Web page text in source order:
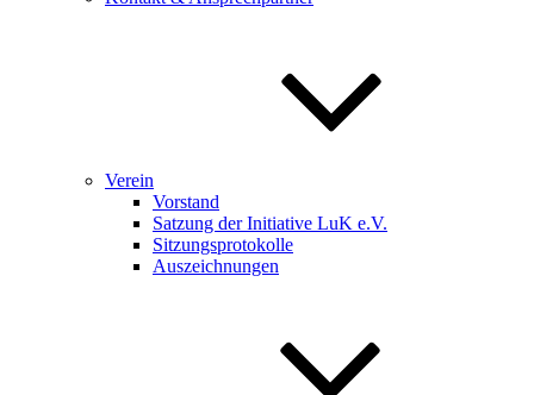
Verein
Vorstand
Satzung der Initiative LuK e.V.
Sitzungsprotokolle
Auszeichnungen